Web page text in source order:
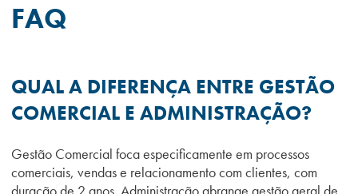
FAQ
QUAL A DIFERENÇA ENTRE GESTÃO
COMERCIAL E ADMINISTRAÇÃO?
Gestão Comercial foca especificamente em processos
comerciais, vendas e relacionamento com clientes, com